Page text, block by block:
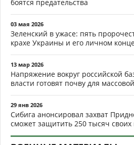
боятся предательства
03 мая 2026
Зеленский в ужасе: пять
крахе Украины и его личном
13 мар 2026
Напряжение вокруг российской
власти готовят почву для
29 янв 2026
Сибига анонсировал захват
сможет защитить 250 тысяч своих